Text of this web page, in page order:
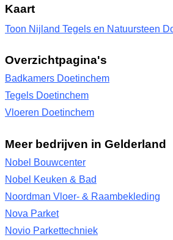
Kaart
Toon Nijland Tegels en Natuursteen
Overzichtpagina's
Badkamers Doetinchem
Tegels Doetinchem
Vloeren Doetinchem
Meer bedrijven in Gelderland
Nobel Bouwcenter
Nobel Keuken & Bad
Noordman Vloer- & Raambekleding
Nova Parket
Novio Parkettechniek